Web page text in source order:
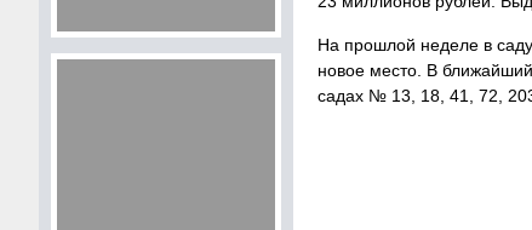
На прошлой неделе в
новое место. В
садах № 13, 18, 41, 72,